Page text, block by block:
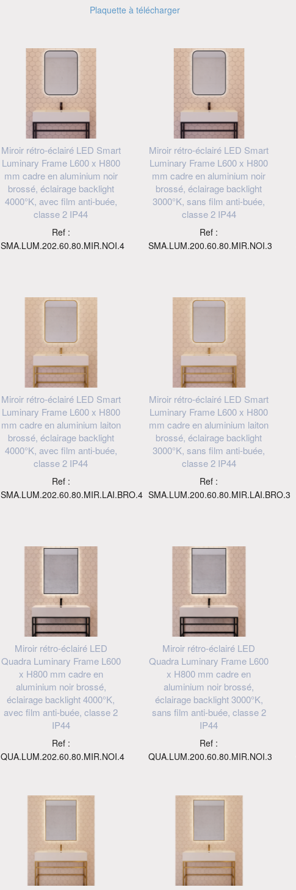
Plaquette à télécharger
Miroir rétro-éclairé LED Smart
Luminary Frame L600 x H800
mm cadre en aluminium noir
brossé, éclairage backlight
4000°K, avec film anti-buée,
classe 2 IP44
Ref :
SMA.LUM.202.60.80.MIR.NOI.4
Miroir rétro-éclairé LED Smart
Luminary Frame L600 x H800
mm cadre en aluminium noir
brossé, éclairage backlight
3000°K, sans film anti-buée,
classe 2 IP44
Ref :
SMA.LUM.200.60.80.MIR.NOI.3
Miroir rétro-éclairé LED Smart
Luminary Frame L600 x H800
mm cadre en aluminium laiton
brossé, éclairage backlight
4000°K, avec film anti-buée,
classe 2 IP44
Ref :
SMA.LUM.202.60.80.MIR.LAI.BRO.4
Miroir rétro-éclairé LED Smart
Luminary Frame L600 x H800
mm cadre en aluminium laiton
brossé, éclairage backlight
3000°K, sans film anti-buée,
classe 2 IP44
Ref :
SMA.LUM.200.60.80.MIR.LAI.BRO.3
Miroir rétro-éclairé LED
Quadra Luminary Frame L600
x H800 mm cadre en
aluminium noir brossé,
éclairage backlight 4000°K,
avec film anti-buée, classe 2
IP44
Ref :
QUA.LUM.202.60.80.MIR.NOI.4
Miroir rétro-éclairé LED
Quadra Luminary Frame L600
x H800 mm cadre en
aluminium noir brossé,
éclairage backlight 3000°K,
sans film anti-buée, classe 2
IP44
Ref :
QUA.LUM.200.60.80.MIR.NOI.3